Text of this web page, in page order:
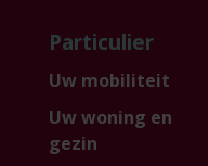
Particulier
Uw mobiliteit
Uw woning en
gezin